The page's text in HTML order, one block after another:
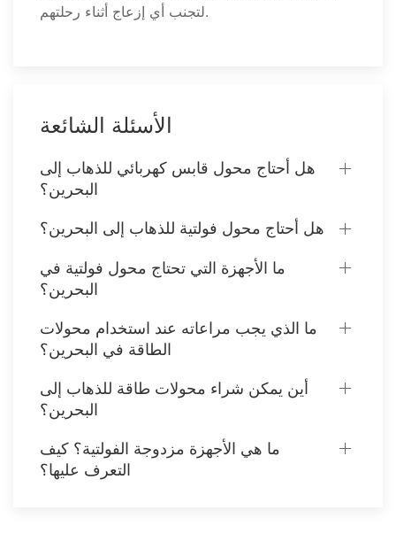
لتجنب أي إزعاج أثناء رحلتهم.
الأسئلة الشائعة
هل أحتاج محول قابس كهربائي للذهاب إلى
البحرين؟
هل أحتاج محول فولتية للذهاب إلى البحرين؟
ما الأجهزة التي تحتاج محول فولتية في
البحرين؟
ما الذي يجب مراعاته عند استخدام محولات
الطاقة في البحرين؟
أين يمكن شراء محولات طاقة للذهاب إلى
البحرين؟
ما هي الأجهزة مزدوجة الفولتية؟ كيف
التعرف عليها؟